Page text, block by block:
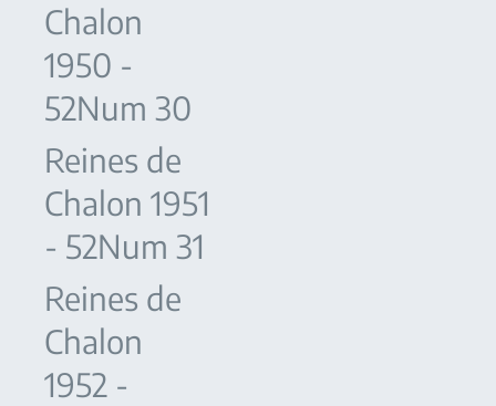
Chalon
1950 -
52Num 30
Reines de
Chalon 1951
- 52Num 31
Reines de
Chalon
1952 -